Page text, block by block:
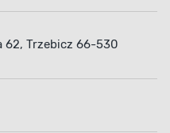
62, Trzebicz 66-530